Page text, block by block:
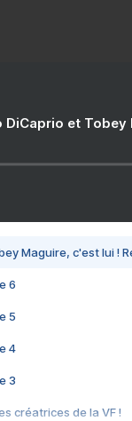
DiCaprio et
Maguire, c'est lui !
6
5
4
3
créatrices de la VF !